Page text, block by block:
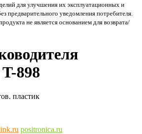
для улучшения их эксплуатационных и
предварительного уведомления потребителя.
не является основанием для возврата/
898
пластик
positronica.ru